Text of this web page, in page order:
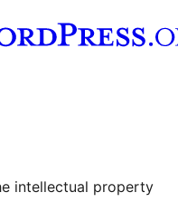
YouTube
de Tumblr
intellectual property